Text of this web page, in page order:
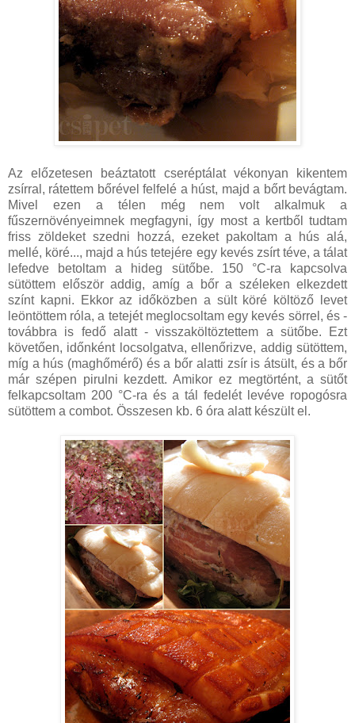
Az előzetesen beáztatott cseréptálat vékonyan kikentem
zsírral, rátettem bőrével felfelé a húst, majd a bőrt bevágtam.
Mivel ezen a télen még nem volt alkalmuk a
fűszernövényeimnek megfagyni, így most a kertből tudtam
friss zöldeket szedni hozzá, ezeket pakoltam a hús alá,
mellé, köré..., majd a hús tetejére egy kevés zsírt téve, a tálat
lefedve betoltam a hideg sütőbe. 150 °C-ra kapcsolva
sütöttem először addig, amíg a bőr a széleken elkezdett
színt kapni. Ekkor az időközben a sült köré költöző levet
leöntöttem róla, a tetejét meglocsoltam egy kevés sörrel, és -
továbbra is fedő alatt - visszaköltöztettem a sütőbe. Ezt
követően, időnként locsolgatva, ellenőrizve, addig sütöttem,
míg a hús (maghőmérő) és a bőr alatti zsír is átsült, és a bőr
már szépen pirulni kezdett. Amikor ez megtörtént, a sütőt
felkapcsoltam 200 °C-ra és a tál fedelét levéve ropogósra
sütöttem a combot. Összesen kb. 6 óra alatt készült el.